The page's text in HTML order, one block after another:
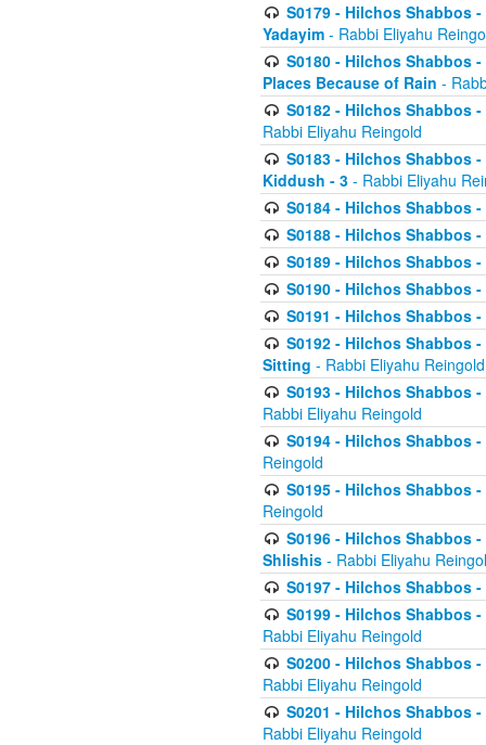
S0179 - Hilchos Shabbos
Yadayim - Rabbi Eliyahu
S0180 - Hilchos Shabbos
Places Because of Rain -
S0182 - Hilchos Shabbos
Rabbi Eliyahu Reingold
S0183 - Hilchos Shabbos
Kiddush - 3 - Rabbi Eliyahu
S0184 - Hilchos Shabbos
S0188 - Hilchos Shabbos
S0189 - Hilchos Shabbos
S0190 - Hilchos Shabbos
S0191 - Hilchos Shabbos
S0192 - Hilchos Shabbos
Sitting - Rabbi Eliyahu Reingold
S0193 - Hilchos Shabbos
Rabbi Eliyahu Reingold
S0194 - Hilchos Shabbos
Reingold
S0195 - Hilchos Shabbos
Reingold
S0196 - Hilchos Shabbos
Shlishis - Rabbi Eliyahu
S0197 - Hilchos Shabbos
S0199 - Hilchos Shabbos
Rabbi Eliyahu Reingold
S0200 - Hilchos Shabbos
Rabbi Eliyahu Reingold
S0201 - Hilchos Shabbos
Rabbi Eliyahu Reingold